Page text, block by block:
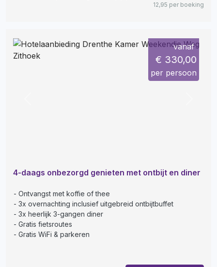
12,95 per boeking
vanaf
€ 330,00
per persoon
4-daags onbezorgd genieten met ontbijt en diner
Ontvangst met koffie of thee
3x overnachting inclusief uitgebreid ontbijtbuffet
3x heerlijk 3-gangen diner
Gratis fietsroutes
Gratis WiFi & parkeren